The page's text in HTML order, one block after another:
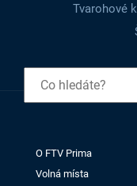
Tvarohové
O FTV Prima
Volná místa